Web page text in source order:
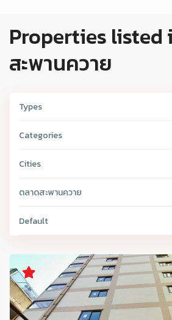
Properties listed
สะพานควาย
Types
Categories
Cities
ตลาดสะพานควาย
Default